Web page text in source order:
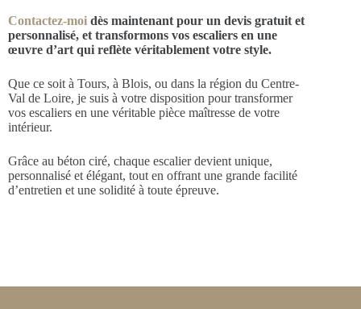
Contactez-moi dès maintenant pour un devis gratuit et
personnalisé, et transformons vos escaliers en une
œuvre d’art qui reflète véritablement votre style.
Que ce soit à Tours, à Blois, ou dans la région du Centre-
Val de Loire, je suis à votre disposition pour transformer
vos escaliers en une véritable pièce maîtresse de votre
intérieur.
Grâce au béton ciré, chaque escalier devient unique,
personnalisé et élégant, tout en offrant une grande facilité
d’entretien et une solidité à toute épreuve.